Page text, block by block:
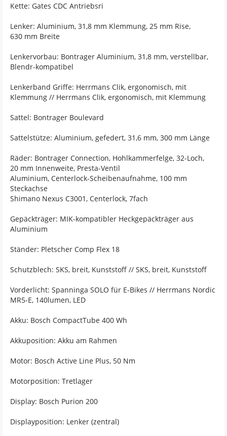
Kette: Gates CDC Antriebsri
Lenker: Aluminium, 31,8 mm Klemmung, 25 mm Rise,
630 mm Breite
Lenkervorbau: Bontrager Aluminium, 31,8 mm, verstellbar,
Blendr-kompatibel
Lenkerband Griffe: Herrmans Clik, ergonomisch, mit
Klemmung // Herrmans Clik, ergonomisch, mit Klemmung
Sattel: Bontrager Boulevard
Sattelstütze: Aluminium, gefedert, 31,6 mm, 300 mm Länge
Räder: Bontrager Connection, Hohlkammerfelge, 32-Loch,
20 mm Innenweite, Presta-Ventil
Aluminium, Centerlock-Scheibenaufnahme, 100 mm
Steckachse
Shimano Nexus C3001, Centerlock, 7fach
Gepäckträger: MIK-kompatibler Heckgepäckträger aus
Aluminium
Ständer: Pletscher Comp Flex 18
Schutzblech: SKS, breit, Kunststoff // SKS, breit, Kunststoff
Vorderlicht: Spanninga SOLO für E-Bikes // Herrmans Nordic
MR5-E, 140lumen, LED
Akku: Bosch CompactTube 400 Wh
Akkuposition: Akku am Rahmen
Motor: Bosch Active Line Plus, 50 Nm
Motorposition: Tretlager
Display: Bosch Purion 200
Displayposition: Lenker (zentral)